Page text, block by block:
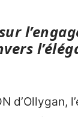
d’Ollygan,